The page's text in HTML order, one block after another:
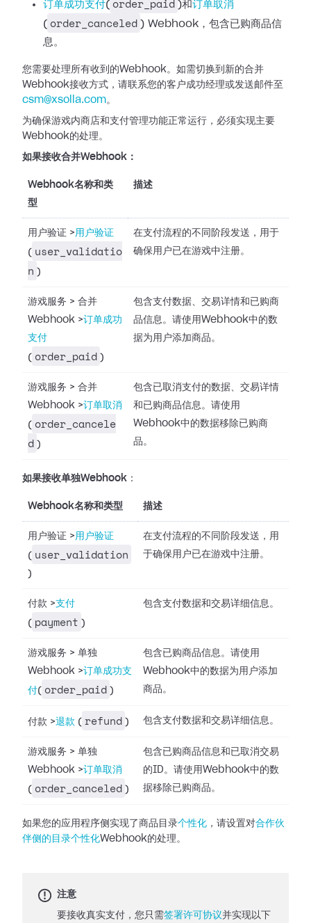
订单成功支付( order_paid )和订单取消
( order_canceled ) Webhook，包含已购商品信
息。
您需要处理所有收到的Webhook。如需切换到新的合并
Webhook接收方式，请联系您的客户成功经理或发送邮件至
csm@xsolla.com。
为确保游戏内商店和支付管理功能正常运行，必须实现主要
Webhook的处理。
如果接收合并Webhook：
Webhook名称和类
型
描述
用户验证 >用户验证
( user_validatio
n )
在支付流程的不同阶段发送，用于
确保用户已在游戏中注册。
游戏服务 > 合并
Webhook >订单成功
支付
( order_paid )
包含支付数据、交易详情和已购商
品信息。请使用Webhook中的数
据为用户添加商品。
游戏服务 > 合并
Webhook >订单取消
( order_cancele
d )
包含已取消支付的数据、交易详情
和已购商品信息。请使用
Webhook中的数据移除已购商
品。
如果接收单独Webhook ：
Webhook名称和类型 描述
用户验证 >用户验证
( user_validation
)
在支付流程的不同阶段发送，用
于确保用户已在游戏中注册。
付款 >支付
( payment )
包含支付数据和交易详细信息。
游戏服务 > 单独
Webhook >订单成功支
付( order_paid )
包含已购商品信息。请使用
Webhook中的数据为用户添加
商品。
付款 >退款 ( refund ) 包含支付数据和交易详细信息。
游戏服务 > 单独
Webhook >订单取消
( order_canceled )
包含已购商品信息和已取消交易
的ID。请使用Webhook中的数
据移除已购商品。
如果您的应用程序侧实现了商品目录个性化 ，请设置对合作伙
伴侧的目录个性化Webhook的处理。
注意
要接收真实支付，您只需签署许可协议并实现以下